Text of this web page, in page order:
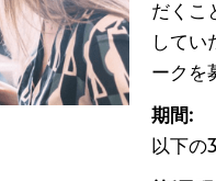
だくこ
してい
ークを
期間:
以下の